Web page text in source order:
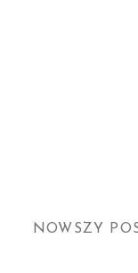
NOWSZY